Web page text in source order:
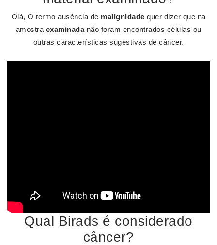
Olá, O termo ausência de malignidade quer dizer que na
amostra examinadanão foram encontrados células ou
outras características sugestivas de câncer.
Qual Birads é considerado
câncer?